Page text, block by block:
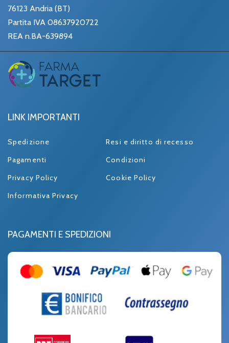
76123 Andria (BT)
Partita IVA 08637920722
REA n.BA-639894
LINK IMPORTANTI
Spedizione
Resi e diritto di recesso
Pagamenti
Condizioni
Privacy Policy
Cookie Policy
Informativa Privacy
PAGAMENTI E SPEDIZIONI